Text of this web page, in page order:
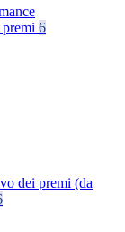
6
dei premi (da